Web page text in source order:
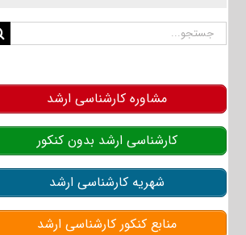
جستجو
مشاوره کارشناسی ارشد
کارشناسی ارشد بدون کنکور
شهریه کارشناسی ارشد
منابع کنکور کارشناسی ارشد